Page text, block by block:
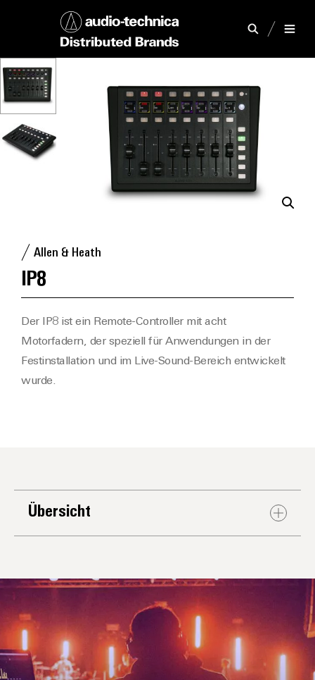
Allen & Heath
IP8
Der IP8 ist ein Remote-Controller mit acht
Motorfadern, der speziell für Anwendungen in der
Festinstallation und im Live-Sound-Bereich entwickelt
wurde.
Übersicht